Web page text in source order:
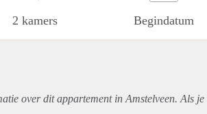
2 kamers Begindatum
over ditappartementin Amstelveen. Als